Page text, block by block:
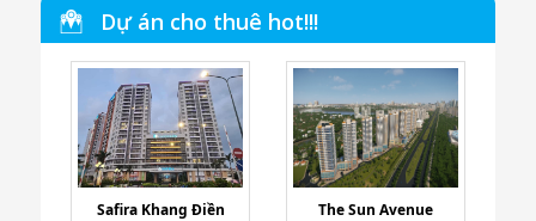
Dự án cho thuê hot!!!
Safira Khang Điền The Sun Avenue